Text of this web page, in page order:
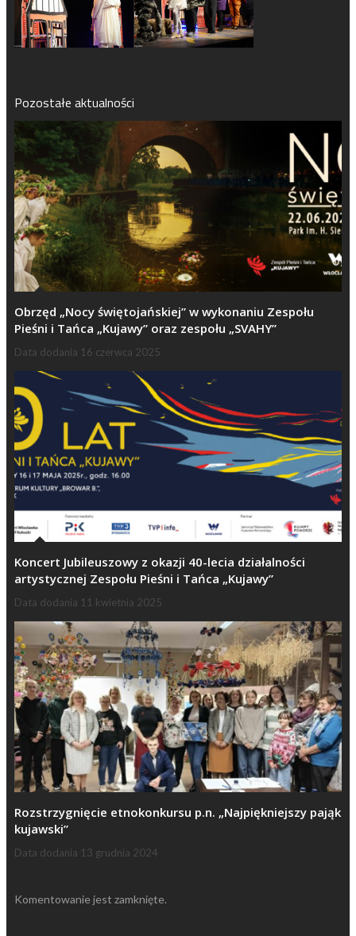
Pozostałe aktualności
Obrzęd „Nocy świętojańskiej” w wykonaniu Zespołu
Pieśni i Tańca „Kujawy” oraz zespołu „SVAHY”
Data dodania 16 czerwca 2025
Koncert Jubileuszowy z okazji 40-lecia działalności
artystycznej Zespołu Pieśni i Tańca „Kujawy”
Data dodania 11 kwietnia 2025
Rozstrzygnięcie etnokonkursu p.n. „Najpiękniejszy pająk
kujawski”
Data dodania 13 grudnia 2024
Komentowanie jest zamknięte.